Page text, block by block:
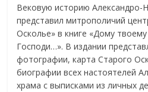
Вековую историю Александро-
представил митрополичий
Осколье» в книге «Дому
Господи…». В издании
фотографии, карта Старого
биографии всех настоятелей
храма с выписками из личных